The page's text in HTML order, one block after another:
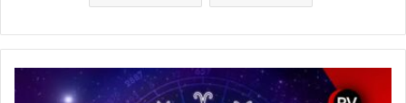
Horóscopos
de